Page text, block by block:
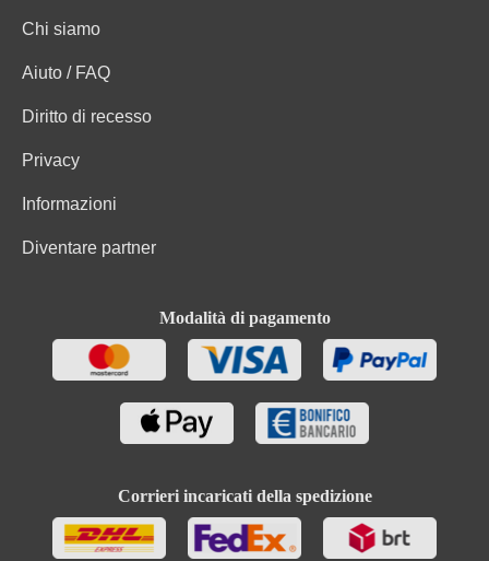
Chi siamo
Aiuto / FAQ
Diritto di recesso
Privacy
Informazioni
Diventare partner
Modalità di pagamento
Corrieri incaricati della spedizione